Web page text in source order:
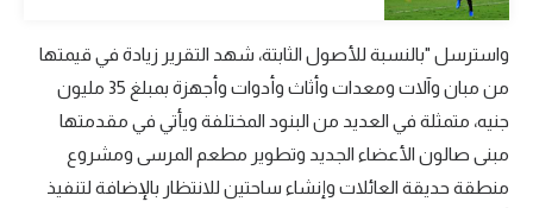
أقسام خاصة
Gamers
ميركاتو
تحقيق في الجول
واسترسل "بالنسبة للأصول الثابتة، شهد التقرير زيادة في قيمتها
من مبان وآلات ومعدات وأثاث وأدوات وأجهزة بمبلغ 35 مليون
جنيه، متمثلة في العديد من البنود المختلفة ويأتي في مقدمتها
مبنى صالون الأعضاء الجديد وتطوير مطعم المرسى ومشروع
منطقة حديقة العائلات وإنشاء ساحتين للانتظار بالإضافة لتنفيذ